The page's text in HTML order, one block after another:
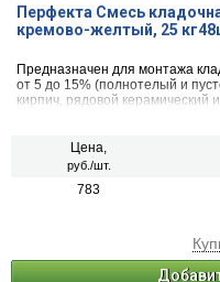
Перфекта Смесь
кремово-желтый, 25
Предназначен для монтажа
от 5 до 15% (полнотелый и
кирпич, рядовой керамический
Цена,
руб./шт.
783